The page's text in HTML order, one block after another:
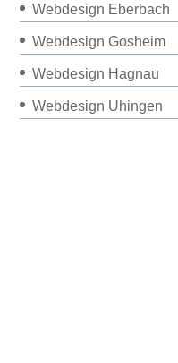
Webdesign Eberbach
Webdesign Gosheim
Webdesign Hagnau
Webdesign Uhingen